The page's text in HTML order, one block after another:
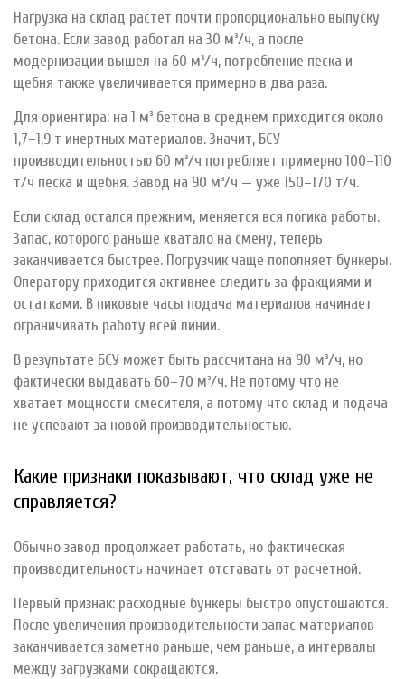
Нагрузка на склад растет почти пропорционально выпуску
бетона. Если завод работал на 30 м³/ч, а после
модернизации вышел на 60 м³/ч, потребление песка и
щебня также увеличивается примерно в два раза.
Для ориентира: на 1 м³ бетона в среднем приходится около
1,7–1,9 т инертных материалов. Значит, БСУ
производительностью 60 м³/ч потребляет примерно 100–110
т/ч песка и щебня. Завод на 90 м³/ч — уже 150–170 т/ч.
Если склад остался прежним, меняется вся логика работы.
Запас, которого раньше хватало на смену, теперь
заканчивается быстрее. Погрузчик чаще пополняет бункеры.
Оператору приходится активнее следить за фракциями и
остатками. В пиковые часы подача материалов начинает
ограничивать работу всей линии.
В результате БСУ может быть рассчитана на 90 м³/ч, но
фактически выдавать 60–70 м³/ч. Не потому что не
хватает мощности смесителя, а потому что склад и подача
не успевают за новой производительностью.
Какие признаки показывают, что склад уже не
справляется?
Обычно завод продолжает работать, но фактическая
производительность начинает отставать от расчетной.
Первый признак: расходные бункеры быстро опустошаются.
После увеличения производительности запас материалов
заканчивается заметно раньше, чем раньше, а интервалы
между загрузками сокращаются.